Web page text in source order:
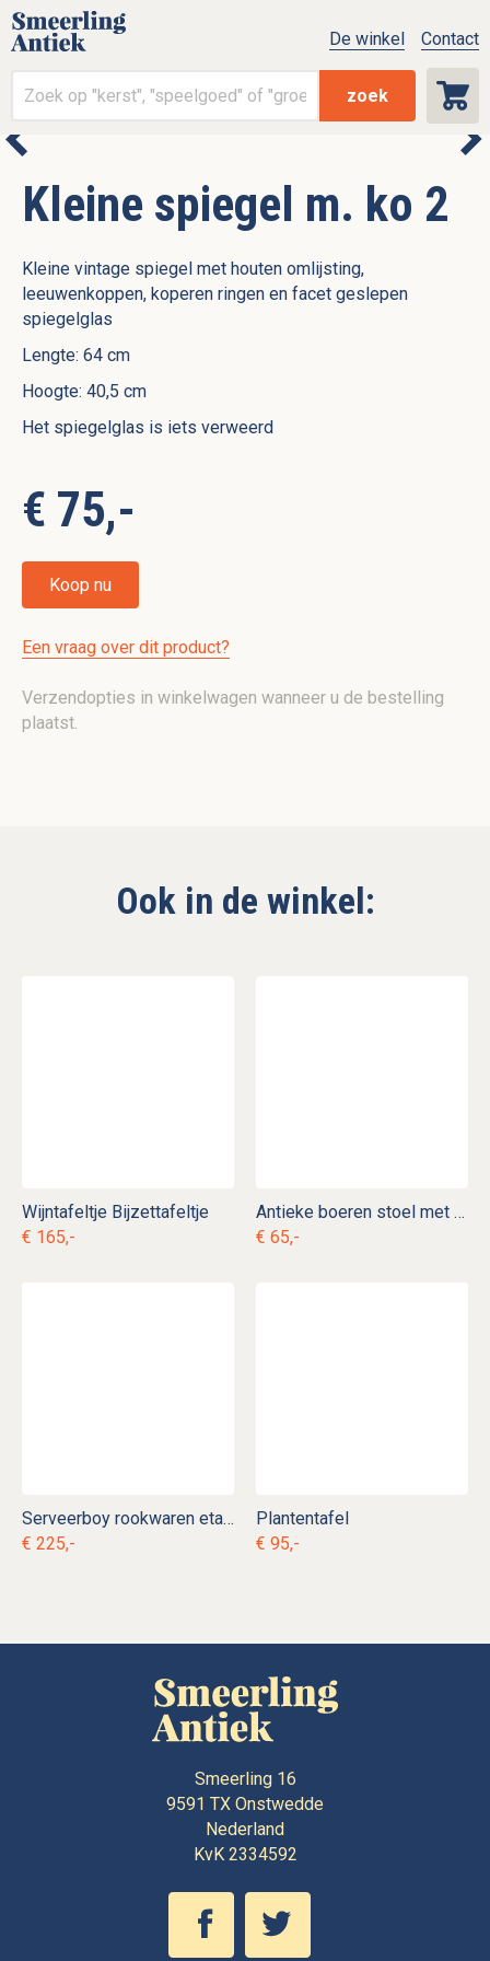
zoek
De winkel Contact
Kleine spiegel m. ko 2
Kleine vintage spiegel met houten omlijsting,
leeuwenkoppen, koperen ringen en facet geslepen
spiegelglas
Lengte: 64 cm
Hoogte: 40,5 cm
Het spiegelglas is iets verweerd
€ 75,-
Koop nu
Een vraag over dit product?
Verzendopties in winkelwagen wanneer u de bestelling
plaatst.
Ook in de winkel:
Wijntafeltje Bijzettafeltje
€ 165,-
Antieke boeren stoel met biezen zitting
€ 65,-
Serveerboy rookwaren etagère
€ 225,-
Plantentafel
€ 95,-
Smeerling 16
9591 TX Onstwedde
Nederland
KvK 2334592